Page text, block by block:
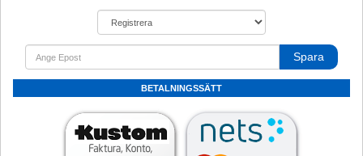
Spara
BETALNINGSSÄTT